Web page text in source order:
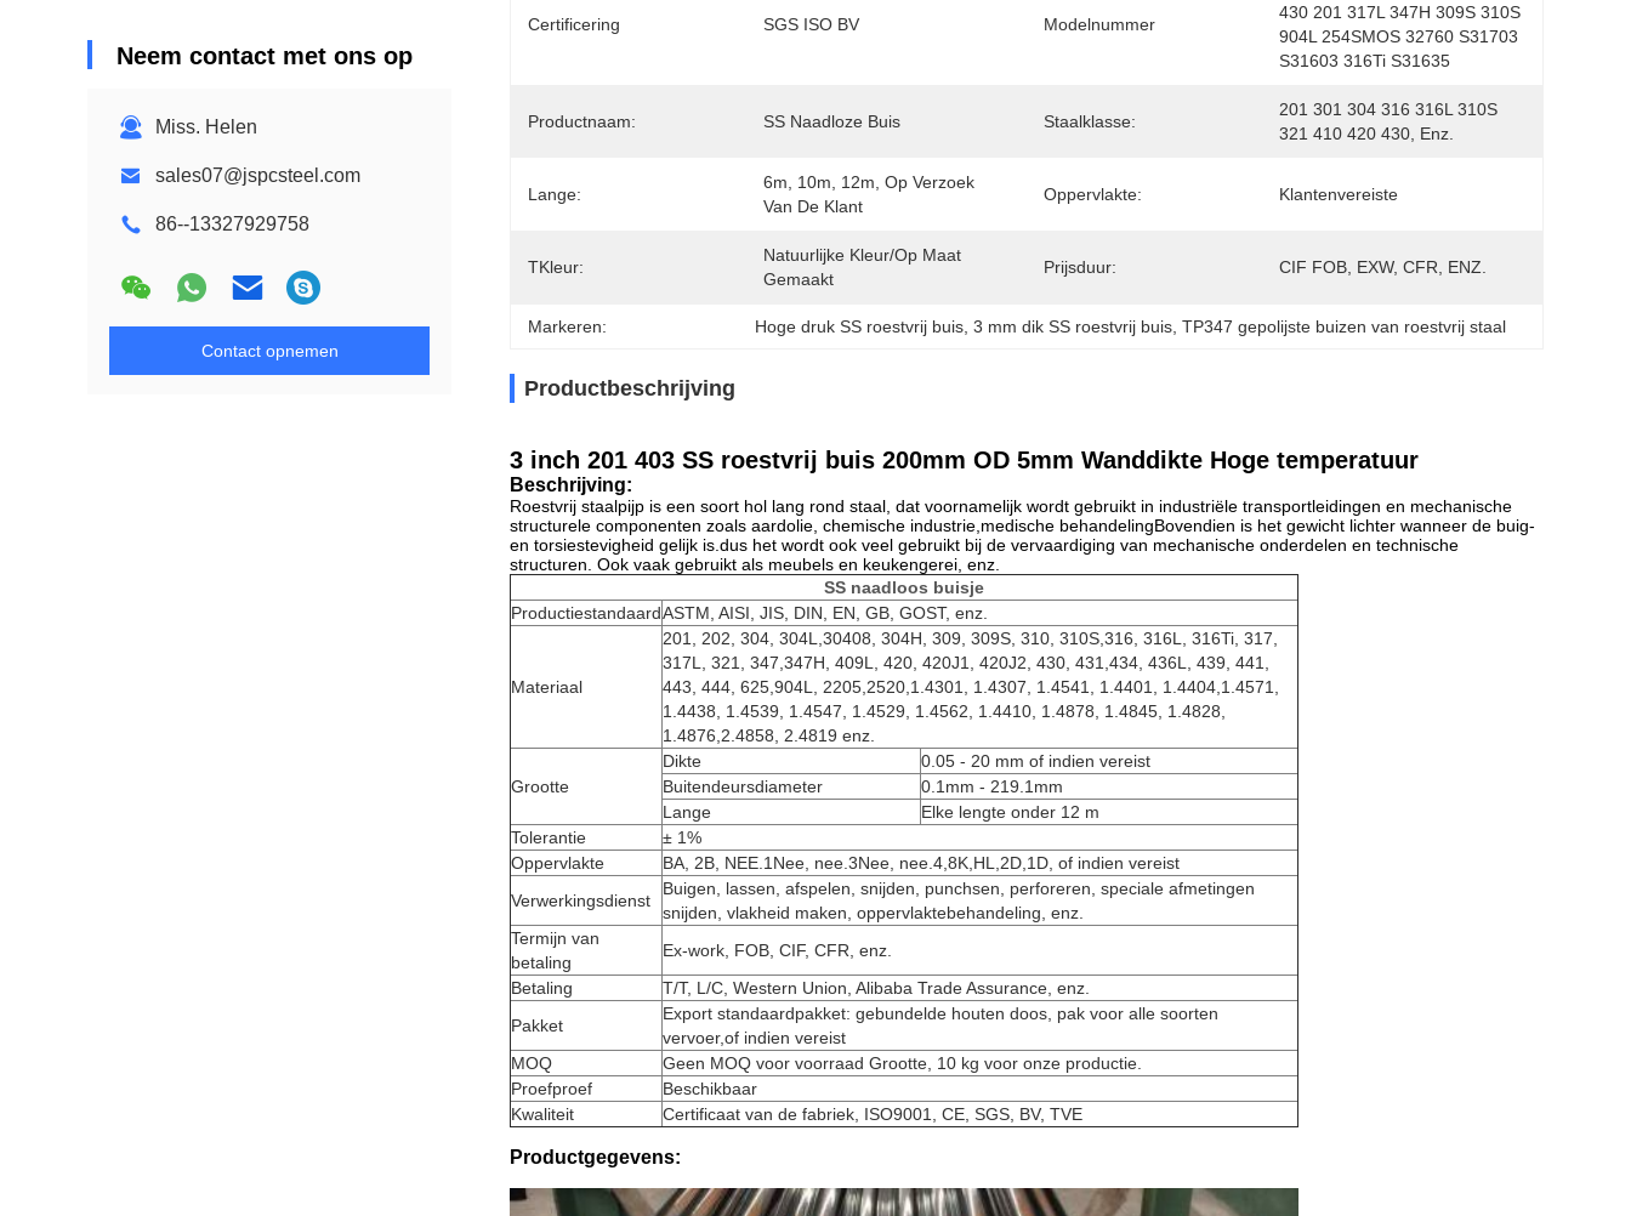
Neem contact met ons op
Miss. Helen
sales07@jspcsteel.com
86--13327929758
Contact opnemen
Certificering SGS ISO BV Modelnummer
430 201 317L 347H 309S 310S
904L 254SMOS 32760 S31703
S31603 316Ti S31635
Productnaam: SS Naadloze Buis Staalklasse:
201 301 304 316 316L 310S
321 410 420 430, Enz.
Lange:
6m, 10m, 12m, Op Verzoek
Van De Klant
Oppervlakte: Klantenvereiste
TKleur:
Natuurlijke Kleur/op Maat
Gemaakt
Prijsduur: CIF FOB, EXW, CFR, ENZ.
Markeren: Hoge druk SS roestvrij buis , 3 mm dik SS roestvrij buis , TP347 gepolijste buizen van roestvrij staal
Productbeschrijving
3 inch 201 403 SS roestvrij buis 200mm OD 5mm Wanddikte Hoge temperatuur
Beschrijving:
Roestvrij staalpijp is een soort hol lang rond staal, dat voornamelijk wordt gebruikt in industriële transportleidingen en mechanische
structurele componenten zoals aardolie, chemische industrie,medische behandelingBovendien is het gewicht lichter wanneer de buig-
en torsiestevigheid gelijk is.dus het wordt ook veel gebruikt bij de vervaardiging van mechanische onderdelen en technische
structuren. Ook vaak gebruikt als meubels en keukengerei, enz.
SS naadloos buisje
ProductiestandaardASTM, AISI, JIS, DIN, EN, GB, GOST, enz.
Materiaal
201, 202, 304, 304L,30408, 304H, 309, 309S, 310, 310S,316, 316L, 316Ti, 317,
317L, 321, 347,347H, 409L, 420, 420J1, 420J2, 430, 431,434, 436L, 439, 441,
443, 444, 625,904L, 2205,2520,1.4301, 1.4307, 1.4541, 1.4401, 1.4404,1.4571,
1.4438, 1.4539, 1.4547, 1.4529, 1.4562, 1.4410, 1.4878, 1.4845, 1.4828,
1.4876,2.4858, 2.4819 enz.
Grootte
Dikte
0.05 - 20 mm of indien vereist
Buitendeursdiameter
0.1mm - 219.1mm
Lange
Elke lengte onder 12 m
Tolerantie
± 1%
Oppervlakte
BA, 2B, NEE.1Nee, nee.3Nee, nee.4,8K,HL,2D,1D, of indien vereist
Verwerkingsdienst
Buigen, lassen, afspelen, snijden, punchsen, perforeren, speciale afmetingen
snijden, vlakheid maken, oppervlaktebehandeling, enz.
Termijn van
betaling
Ex-work, FOB, CIF, CFR, enz.
Betaling
T/T, L/C, Western Union, Alibaba Trade Assurance, enz.
Pakket
Export standaardpakket: gebundelde houten doos, pak voor alle soorten
vervoer,of indien vereist
MOQ
Geen MOQ voor voorraad Grootte, 10 kg voor onze productie.
Proefproef
Beschikbaar
Kwaliteit
Certificaat van de fabriek, ISO9001, CE, SGS, BV, TVE
Productgegevens: